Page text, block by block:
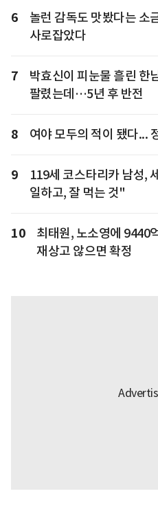
6
놀런 감독도 맛봤다는 소
사로잡았다
7
박효신이 피눈물 흘린 한
팔렸는데…5년 후 반전
8 여야 모두의 적이 됐다...
9
119세 코스타리카 남성,
일하고, 잘 먹는 것"
10
최태원, 노소영에 9440
재상고 않으면 확정